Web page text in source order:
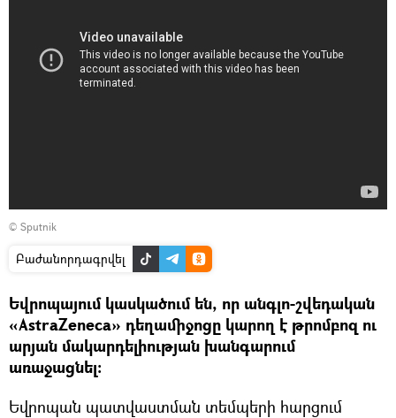
© Sputnik
Բաժանորդագրվել
Եվրոպայում կասկածում են, որ անգլո-շվեդական
«AstraZeneca» դեղամիջոցը կարող է թրոմբոզ ու
արյան մակարդելիության խանգարում
առաջացնել։
Եվրոպան պատվաստման տեմպերի հարցում